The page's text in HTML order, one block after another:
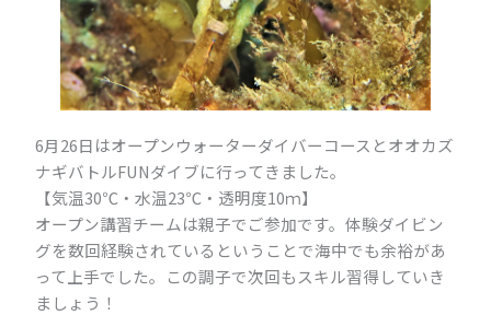
6月26日はオープンウォーターダイバーコースとオオカズ
ナギバトルFUNダイブに行ってきました。
【気温30℃・水温23℃・透明度10ｍ】
オープン講習チームは親子でご参加です。体験ダイビン
グを数回経験されているということで海中でも余裕があ
って上手でした。この調子で次回もスキル習得していき
ましょう！